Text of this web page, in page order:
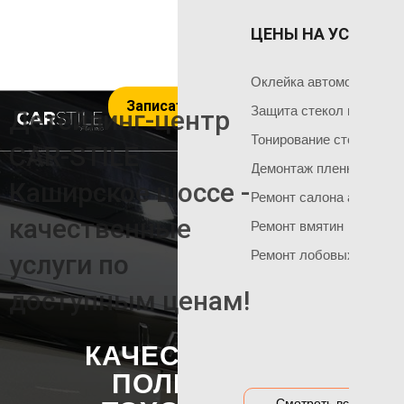
Записаться на услуги
Чем мы занимаемся
Команда мастеров
Социальные сети
Акция на тонировку
Акция на полировку
ГЛАВНАЯ
Оклейка
Оклейка
ОКЛЕЙКА
Оклейка
Оклейка
Оклейка
Оклейка
Оклейка
Оклейка автомобиля
Защита стекол пленкой
Ремонт салона
Ремонт вмятин
Ремонт лобовых стекол
Тонирование стекол
Демонтаж пленки
ЦЕНЫ НА УСЛУГИ
Детейлинг-центр
CAR-STILE
Каширское шоссе -
качественные
услуги по
доступным ценам!
КАЧЕСТВЕННАЯ
ПОЛИРОВКА